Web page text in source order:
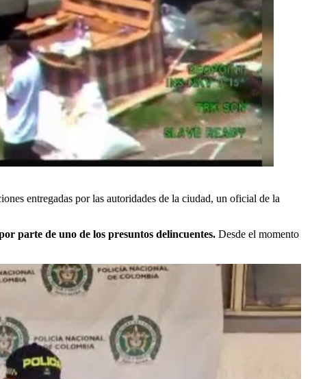
entregadas por las autoridades de la ciudad, un oficial de la
parte de uno de los presuntos delincuentes. Desde el momento